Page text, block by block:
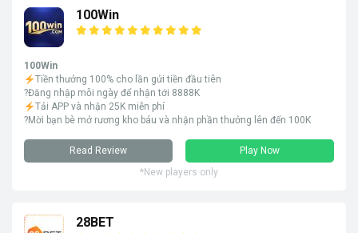
100Win
100Win
Tiền thưởng 100% cho lần gửi tiền đầu tiên
?Đăng nhập mỗi ngày để nhận tới 8888K
Tải APP và nhận 25K miễn phí
?Mời bạn bè mở rương kho báu và nhận phần thưởng lên đến 100K
Read Review
Play Now
*New players only
28BET